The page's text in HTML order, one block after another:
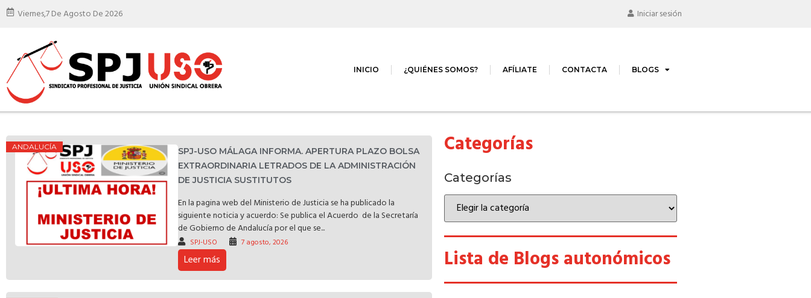
Viernes,7 De Agosto De 2026 Iniciar sesión
INICIO ¿QUIÉNES SOMOS? AFÍLIATE CONTACTA BLOGS
ANDALUCÍA
SPJ-USO MÁLAGA INFORMA. APERTURA PLAZO BOLSA
EXTRAORDINARIA LETRADOS DE LA ADMINISTRACIÓN
DE JUSTICIA SUSTITUTOS
En la pagina web del Ministerio de Justicia se ha publicado la
siguiente noticia y acuerdo: Se publica el Acuerdo de la Secretaría
de Gobierno de Andalucía por el que se...
SPJ-USO 7 agosto, 2026
Leer más
Categorías
Categorías
Lista de Blogs autonómicos